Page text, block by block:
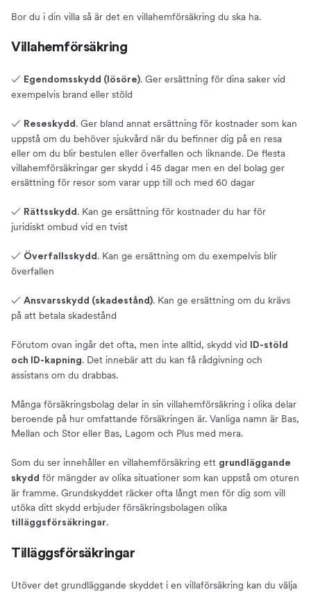
Bor du i din villa så är det en villahemförsäkring du ska ha.
Villahemförsäkring
✓ Egendomsskydd (lösöre). Ger ersättning för dina saker vid
exempelvis brand eller stöld
✓ Reseskydd . Ger bland annat ersättning för kostnader som kan
uppstå om du behöver sjukvård när du befinner dig på en resa
eller om du blir bestulen eller överfallen och liknande. De flesta
villahemförsäkringar ger skydd i 45 dagar men en del bolag ger
ersättning för resor som varar upp till och med 60 dagar
✓ Rättsskydd . Kan ge ersättning för kostnader du har för
juridiskt ombud vid en tvist
✓ Överfallsskydd . Kan ge ersättning om du exempelvis blir
överfallen
✓ Ansvarsskydd (skadestånd). Kan ge ersättning om du krävs
på att betala skadestånd
Förutom ovan ingår det ofta, men inte alltid, skydd vid
ID-stöld
och ID-kapning. Det innebär att du kan få rådgivning och
assistans om du drabbas.
Många försäkringsbolag delar in sin villahemförsäkring i olika delar
beroende på hur omfattande försäkringen är. Vanliga namn är Bas,
Mellan och Stor eller Bas, Lagom och Plus med mera.
Som du ser innehåller en villahemförsäkring ett grundläggande
skydd för mängder av olika situationer som kan uppstå om oturen
är framme. Grundskyddet räcker ofta långt men för dig som vill
utöka ditt skydd erbjuder försäkringsbolagen olika
tilläggsförsäkringar.
Tilläggsförsäkringar
Utöver det grundläggande skyddet i en villaförsäkring kan du välja